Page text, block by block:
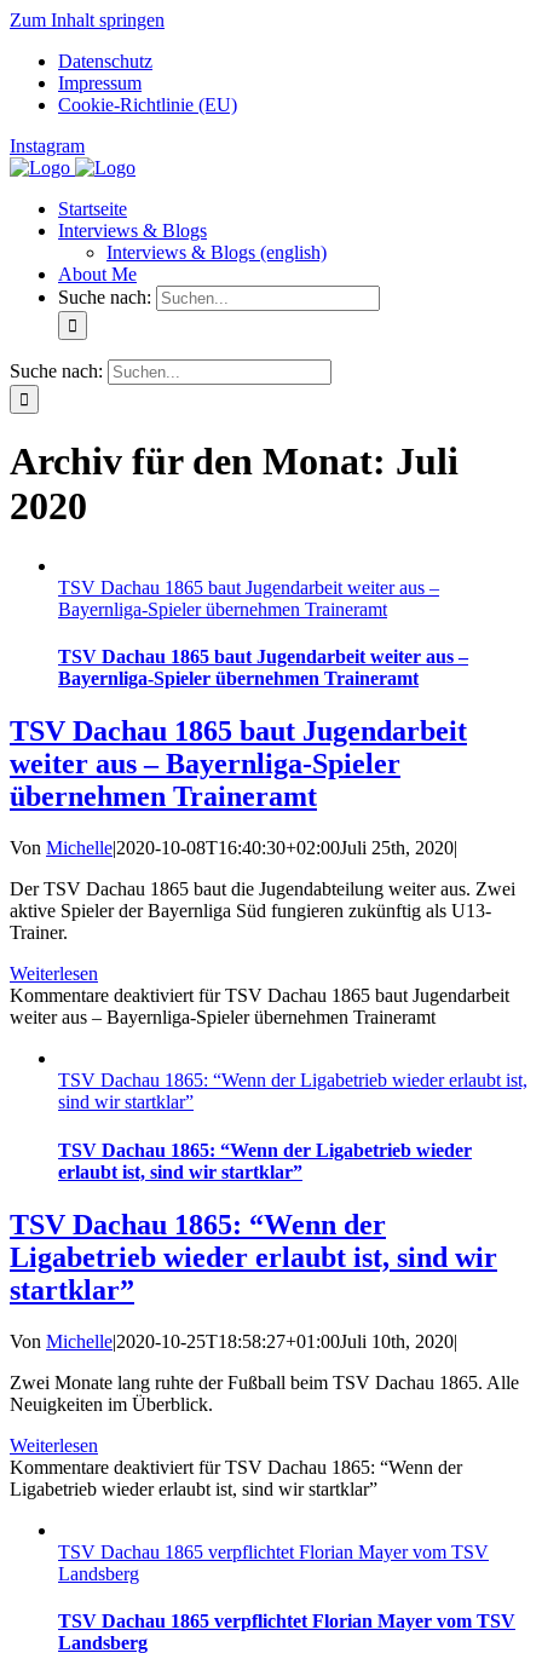
Zum Inhalt springen
Datenschutz
Impressum
Cookie-Richtlinie (EU)
Instagram
Startseite
Interviews & Blogs
Interviews & Blogs (english)
About Me
Suche nach:
Suche nach:
Archiv für den Monat: Juli
2020
TSV Dachau 1865 baut Jugendarbeit weiter aus –
Bayernliga-Spieler übernehmen Traineramt
TSV Dachau 1865 baut Jugendarbeit weiter aus –
Bayernliga-Spieler übernehmen Traineramt
TSV Dachau 1865 baut Jugendarbeit
weiter aus – Bayernliga-Spieler
übernehmen Traineramt
Von Michelle|2020-10-08T16:40:30+02:00Juli 25th, 2020|
Der TSV Dachau 1865 baut die Jugendabteilung weiter aus. Zwei
aktive Spieler der Bayernliga Süd fungieren zukünftig als U13-
Trainer.
Weiterlesen
Kommentare deaktiviert für TSV Dachau 1865 baut Jugendarbeit
weiter aus – Bayernliga-Spieler übernehmen Traineramt
TSV Dachau 1865: “Wenn der Ligabetrieb wieder erlaubt ist,
sind wir startklar”
TSV Dachau 1865: “Wenn der Ligabetrieb wieder
erlaubt ist, sind wir startklar”
TSV Dachau 1865: “Wenn der
Ligabetrieb wieder erlaubt ist, sind wir
startklar”
Von Michelle|2020-10-25T18:58:27+01:00Juli 10th, 2020|
Zwei Monate lang ruhte der Fußball beim TSV Dachau 1865. Alle
Neuigkeiten im Überblick.
Weiterlesen
Kommentare deaktiviert für TSV Dachau 1865: “Wenn der
Ligabetrieb wieder erlaubt ist, sind wir startklar”
TSV Dachau 1865 verpflichtet Florian Mayer vom TSV
Landsberg
TSV Dachau 1865 verpflichtet Florian Mayer vom TSV
Landsberg